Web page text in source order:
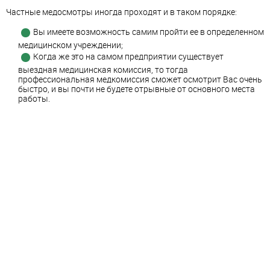
Частные медосмотры иногда проходят и в таком порядке:
Вы имеете возможность самим пройти ее в определенном
медицинском учреждении;
Когда же это на самом предприятии существует
выездная медицинская комиссия, то тогда
профессиональная медкомиссия сможет осмотрит Вас очень
быстро, и вы почти не будете отрывные от основного места
работы.